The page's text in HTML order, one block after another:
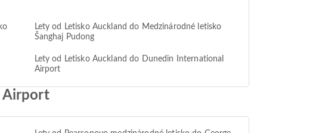
Lety od Letisko Auckland do Medzinárodné letisko
Šanghaj Pudong
Lety od Letisko Auckland do Dunedin International
Airport
Airport